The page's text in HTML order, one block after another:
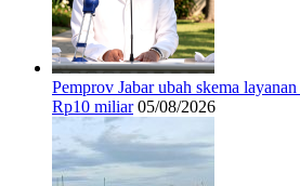
Pemprov Jabar ubah skema
Rp10 miliar 05/08/2026